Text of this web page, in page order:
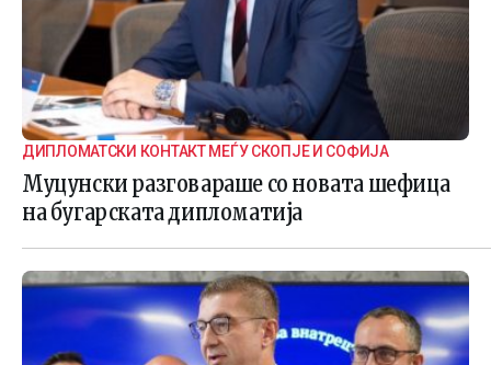
ДИПЛОМАТСКИ КОНТАКТ МЕЃУ СКОПЈЕ И СОФИЈА
Муцунски разговараше со новата шефица
на бугарската дипломатија